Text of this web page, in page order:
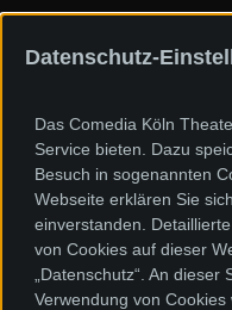
Sponsoren und
Datenschutz-
Das Comedia Köln
Service bieten. Dazu
Besuch in sogenannten
Webseite erklären Sie
einverstanden.
von Cookies auf dieser
„Datenschutz“. An
Verwendung von